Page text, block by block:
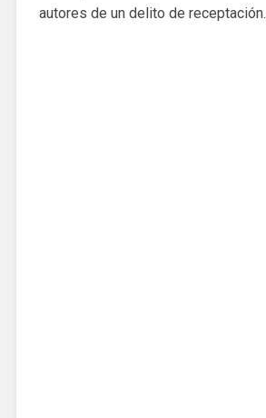
autores de un delito de receptación.